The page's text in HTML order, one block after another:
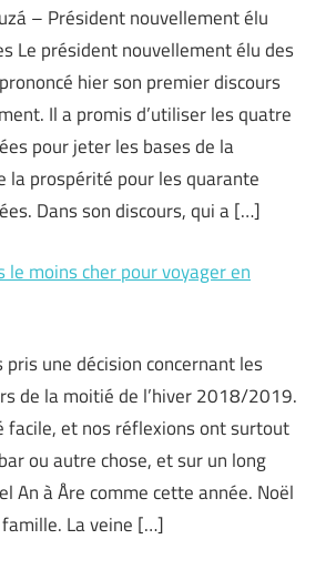
– Président nouvellement élu
Le président nouvellement élu des
hier son premier discours
Il a promis d’utiliser les quatre
pour jeter les bases de la
la prospérité pour les quarante
Dans son discours, qui a […]
le moins cher pour voyager en
pris une décision concernant les
de la moitié de l’hiver 2018/2019.
facile, et nos réflexions ont surtout
ou autre chose, et sur un long
An à Åre comme cette année. Noël
La veine […]